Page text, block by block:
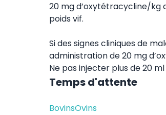
20 mg d’oxytétracycline/kg
poids vif.
Si des signes cliniques de
administration de 20 mg
Ne pas injecter plus de 20
Temps d'attente
BovinsOvins